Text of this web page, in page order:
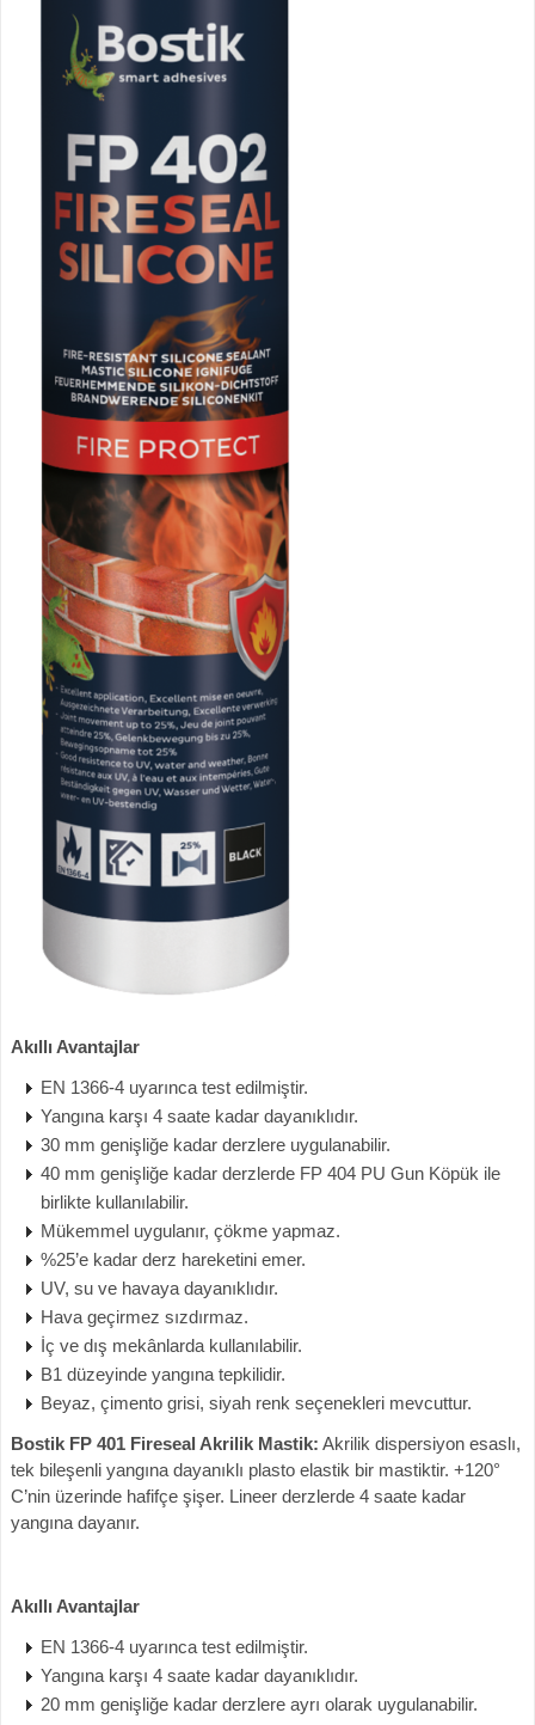
Akıllı Avantajlar
EN 1366-4 uyarınca test edilmiştir.
Yangına karşı 4 saate kadar dayanıklıdır.
30 mm genişliğe kadar derzlere uygulanabilir.
40 mm genişliğe kadar derzlerde FP 404 PU Gun Köpük ile
birlikte kullanılabilir.
Mükemmel uygulanır, çökme yapmaz.
%25’e kadar derz hareketini emer.
UV, su ve havaya dayanıklıdır.
Hava geçirmez sızdırmaz.
İç ve dış mekânlarda kullanılabilir.
B1 düzeyinde yangına tepkilidir.
Beyaz, çimento grisi, siyah renk seçenekleri mevcuttur.
Bostik FP 401 Fireseal Akrilik Mastik: Akrilik dispersiyon esaslı,
tek bileşenli yangına dayanıklı plasto elastik bir mastiktir. +120°
C’nin üzerinde hafifçe şişer. Lineer derzlerde 4 saate kadar
yangına dayanır.
Akıllı Avantajlar
EN 1366-4 uyarınca test edilmiştir.
Yangına karşı 4 saate kadar dayanıklıdır.
20 mm genişliğe kadar derzlere ayrı olarak uygulanabilir.